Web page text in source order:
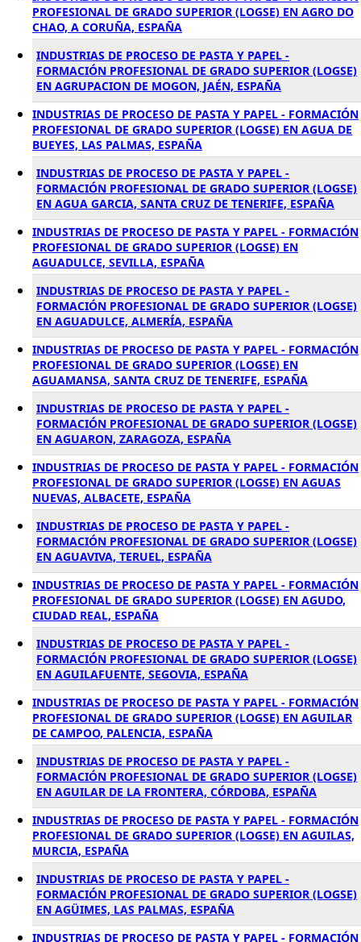
PROFESIONAL DE GRADO SUPERIOR (LOGSE) EN AGRO DO
CHAO, A CORUÑA, ESPAÑA
INDUSTRIAS DE PROCESO DE PASTA Y PAPEL -
FORMACIÓN PROFESIONAL DE GRADO SUPERIOR (LOGSE)
EN AGRUPACION DE MOGON, JAÉN, ESPAÑA
INDUSTRIAS DE PROCESO DE PASTA Y PAPEL - FORMACIÓN
PROFESIONAL DE GRADO SUPERIOR (LOGSE) EN AGUA DE
BUEYES, LAS PALMAS, ESPAÑA
INDUSTRIAS DE PROCESO DE PASTA Y PAPEL -
FORMACIÓN PROFESIONAL DE GRADO SUPERIOR (LOGSE)
EN AGUA GARCIA, SANTA CRUZ DE TENERIFE, ESPAÑA
INDUSTRIAS DE PROCESO DE PASTA Y PAPEL - FORMACIÓN
PROFESIONAL DE GRADO SUPERIOR (LOGSE) EN
AGUADULCE, SEVILLA, ESPAÑA
INDUSTRIAS DE PROCESO DE PASTA Y PAPEL -
FORMACIÓN PROFESIONAL DE GRADO SUPERIOR (LOGSE)
EN AGUADULCE, ALMERÍA, ESPAÑA
INDUSTRIAS DE PROCESO DE PASTA Y PAPEL - FORMACIÓN
PROFESIONAL DE GRADO SUPERIOR (LOGSE) EN
AGUAMANSA, SANTA CRUZ DE TENERIFE, ESPAÑA
INDUSTRIAS DE PROCESO DE PASTA Y PAPEL -
FORMACIÓN PROFESIONAL DE GRADO SUPERIOR (LOGSE)
EN AGUARON, ZARAGOZA, ESPAÑA
INDUSTRIAS DE PROCESO DE PASTA Y PAPEL - FORMACIÓN
PROFESIONAL DE GRADO SUPERIOR (LOGSE) EN AGUAS
NUEVAS, ALBACETE, ESPAÑA
INDUSTRIAS DE PROCESO DE PASTA Y PAPEL -
FORMACIÓN PROFESIONAL DE GRADO SUPERIOR (LOGSE)
EN AGUAVIVA, TERUEL, ESPAÑA
INDUSTRIAS DE PROCESO DE PASTA Y PAPEL - FORMACIÓN
PROFESIONAL DE GRADO SUPERIOR (LOGSE) EN AGUDO,
CIUDAD REAL, ESPAÑA
INDUSTRIAS DE PROCESO DE PASTA Y PAPEL -
FORMACIÓN PROFESIONAL DE GRADO SUPERIOR (LOGSE)
EN AGUILAFUENTE, SEGOVIA, ESPAÑA
INDUSTRIAS DE PROCESO DE PASTA Y PAPEL - FORMACIÓN
PROFESIONAL DE GRADO SUPERIOR (LOGSE) EN AGUILAR
DE CAMPOO, PALENCIA, ESPAÑA
INDUSTRIAS DE PROCESO DE PASTA Y PAPEL -
FORMACIÓN PROFESIONAL DE GRADO SUPERIOR (LOGSE)
EN AGUILAR DE LA FRONTERA, CÓRDOBA, ESPAÑA
INDUSTRIAS DE PROCESO DE PASTA Y PAPEL - FORMACIÓN
PROFESIONAL DE GRADO SUPERIOR (LOGSE) EN AGUILAS,
MURCIA, ESPAÑA
INDUSTRIAS DE PROCESO DE PASTA Y PAPEL -
FORMACIÓN PROFESIONAL DE GRADO SUPERIOR (LOGSE)
EN AGÜIMES, LAS PALMAS, ESPAÑA
INDUSTRIAS DE PROCESO DE PASTA Y PAPEL - FORMACIÓN